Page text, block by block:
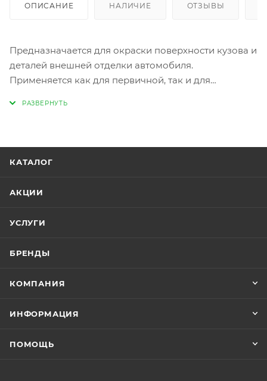
ОПИСАНИЕ НАЛИЧИЕ ОТЗЫВЫ
Предназначается для окраски поверхности кузова и
деталей внешней отделки автомобиля.
Применяется как для первичной, так и для
наиболее популярные расцветки автомобильного
собой суспензию эффектных и цветных пигментов в
целлюлозы со специальными добавками.
КАТАЛОГ
АКЦИИ
УСЛУГИ
БРЕНДЫ
КОМПАНИЯ
ИНФОРМАЦИЯ
ПОМОЩЬ